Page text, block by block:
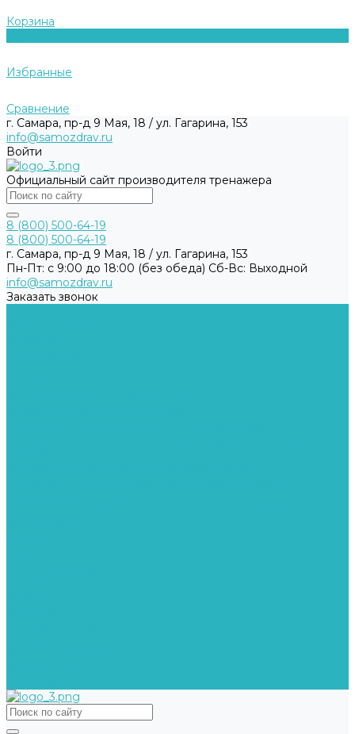
Корзина
Избранные
Сравнение
г. Самара, пр-д 9 Мая, 18 / ул. Гагарина, 153
info@samozdrav.ru
Войти
Официальный сайт производителя тренажера
8 (800) 500-64-19
8 (800) 500-64-19
г. Самара, пр-д 9 Мая, 18 / ул. Гагарина, 153
Пн-Пт: с 9:00 до 18:00 (без обеда) Cб-Вс: Выходной
info@samozdrav.ru
Заказать звонок